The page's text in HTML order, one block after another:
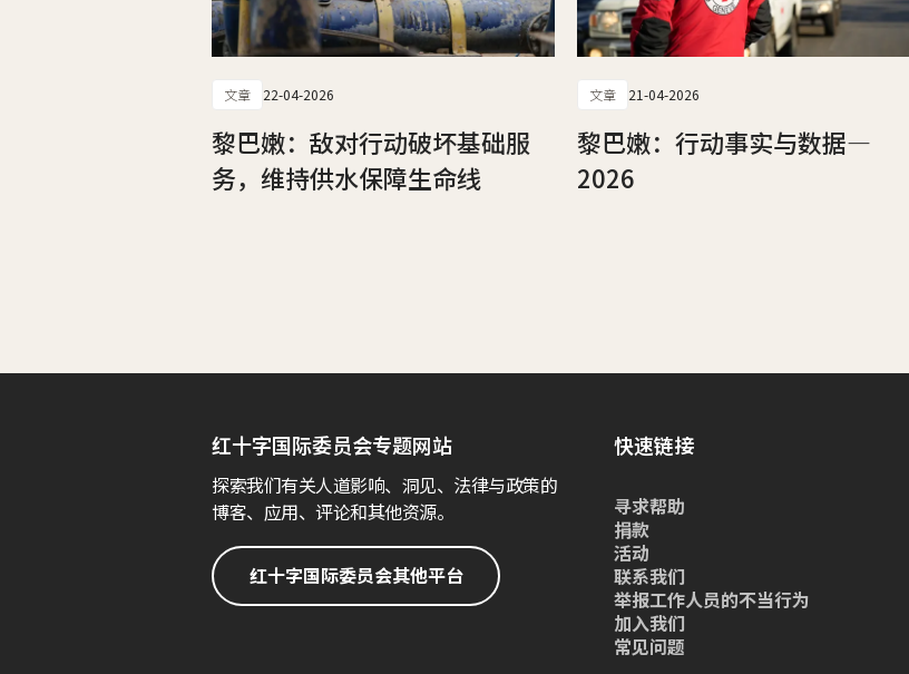
文章 22-04-2026
黎巴嫩：敌对行动破坏基础服
务，维持供水保障生命线
文章 21-04-2026
黎巴嫩：行动事实与数据—
2026
红十字国际委员会专题网站
探索我们有关人道影响、洞见、法律与政策的
博客、应用、评论和其他资源。
红十字国际委员会其他平台
快速链接
寻求帮助
捐款
活动
联系我们
举报工作人员的不当行为
加入我们
常见问题